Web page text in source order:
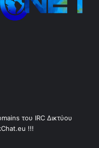
του IRC Δικτύου
!!!